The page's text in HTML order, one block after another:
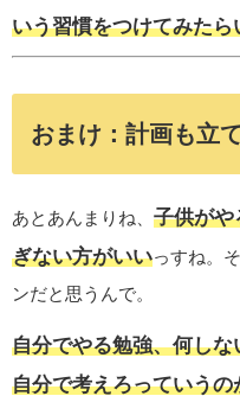
いう習慣をつけてみたら
おまけ：計画も立
あとあんまりね、 子供がや
ぎない方がいいっすね。
ンだと思うんで。
自分でやる勉強、何し
自分で考えろっていう